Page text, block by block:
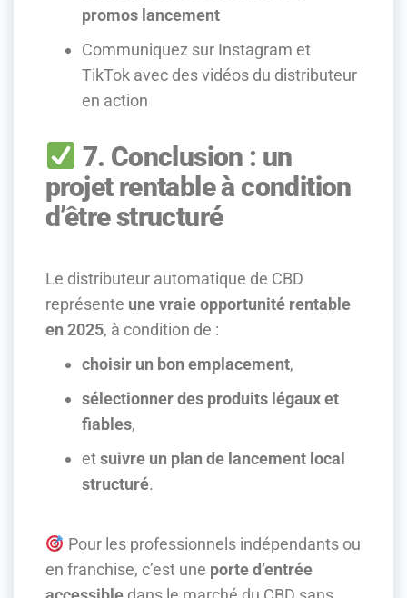
promos lancement
Communiquez sur Instagram et
TikTok avec des vidéos du distributeur
en action
7. Conclusion : un
projet rentable à condition
d’être structuré
Le distributeur automatique de CBD
représente une vraie opportunité rentable
en 2025, à condition de :
choisir un bon emplacement,
sélectionner des produits légaux et
fiables,
etsuivre un plan de lancement local
structuré.
Pour les professionnels indépendants ou
en franchise, c’est une porte d’entrée